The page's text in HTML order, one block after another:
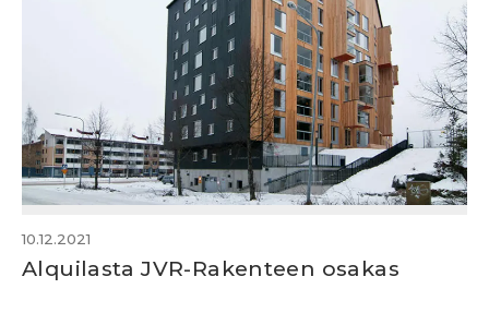
10.12.2021
Alquilasta JVR-Rakenteen osakas